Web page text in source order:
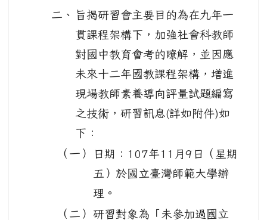
二、
旨揭研習會主要目的為在九年一
貫課程架構下，加強社會科教師
對國中教育會考的瞭解，並因應
未來十二年國教課程架構，增進
現場教師素養導向評量試題編寫
之技術，研習訊息(詳如附件)如
下：
（一）
日期：107年11月9日（星期
五）於國立臺灣師範大學辦
理。
（二）
研習對象為「未參加過國立